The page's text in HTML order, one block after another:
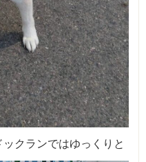
クランではゆっくりと